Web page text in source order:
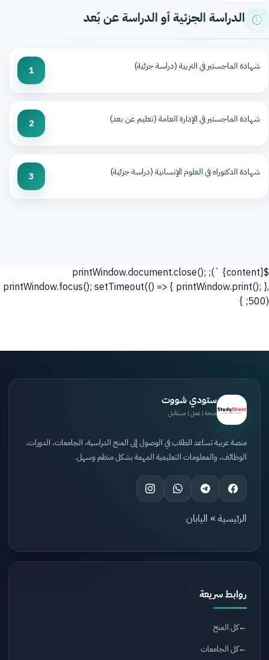
الدراسة الجزئية أو الدراسة عن بُعد
شهادة الماجستير في التربية (دراسة جزئية) 1
شهادة الماجستير في الإدارة العامة (تعليم عن بعد) 2
شهادة الدكتوراه في العلوم الإنسانية (دراسة جزئية) 3
${content} `); printWindow.document.close();
printWindow.focus(); setTimeout(() => { printWindow.print(); },
500); }
ستودي شووت
منحة | عمل | مستقبل
منصة عربية تساعد الطلاب في الوصول إلى المنح الدراسية، الجامعات، الدورات،
الوظائف، والمعلومات التعليمية المهمة بشكل منظم وسهل.
الرئيسية » اليابان
روابط سريعة
كل المنح
كل الجامعات